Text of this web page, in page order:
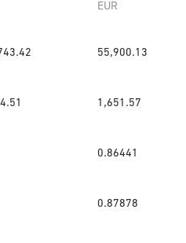
EUR
55,900.13
1,651.57
0.86441
0.87878